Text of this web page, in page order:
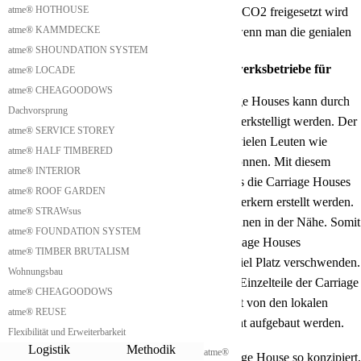
atme® HOTHOUSE
atme® KAMMDECKE
atme® SHOUNDATION SYSTEM
atme® LOCADE
atme® CHEAGOODOWS
Dachvorsprung
atme® SERVICE STOREY
atme® HALF TIMBERED
atme® INTERIOR
atme® ROOF GARDEN
atme® STRAWsus
atme® FOUNDATION SYSTEM
atme® TIMBER BRUTALISM
Wohnungsbau
atme® CHEAGOODOWS
atme® REUSE
Flexibilität und Erweiterbarkeit
Logistik Methodik
atme®
Betonfundamenten eine sehr große Menge von CO2 freigesetzt wird
und diese sehr leicht eingespart werden kann, wenn man die genialen
Schraubfundamente verwendet.
Aufbau durch zertifizierte Franchise Handwerksbetriebe für
Carriage House
Die Produktion und der Aufbau unserer Carriage Houses kann durch
zertifizierte Franchise Handwerkerbetriebe bewerkstelligt werden. Der
Grund dafür ist, dass wir versuchen wollen so vielen Leuten wie
möglich unsere Carriage Houses anbieten zu können. Mit diesem
Franchise System können wir sicherstellen, dass die Carriage Houses
nach den Vorschriften von zertifizierten Handwerkern erstellt werden.
Die Handwerker sind lokale Handwerker bei Ihnen in der Nähe. Somit
müssen wir nicht fertig zusammengebaute Carriage Houses
transportieren, weil diese beim Transport sehr viel Platz verschwenden.
Stattdessen können wir sehr dicht gestapelt die Einzelteile der Carriage
Houses transportieren und diese können vor Ort von den lokalen
Handwerkern zusammengesetzt und fachgerecht aufgebaut werden.
Kostengünstiger Carriage House Transport
Wir haben die einzelnen Module unseres Carriage House so konzipiert,